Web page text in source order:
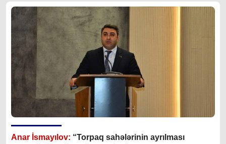
Anar İsmayılov: “Torpaq sahələrinin ayrılması